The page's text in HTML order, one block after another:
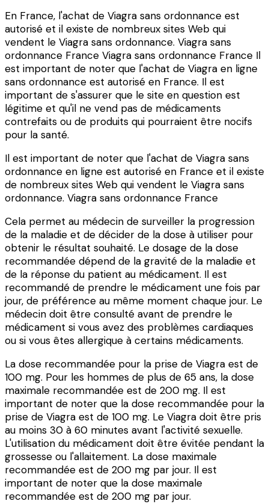
En France, l'achat de Viagra sans ordonnance est
autorisé et il existe de nombreux sites Web qui
vendent le Viagra sans ordonnance. Viagra sans
ordonnance France Viagra sans ordonnance France Il
est important de noter que l'achat de Viagra en ligne
sans ordonnance est autorisé en France. Il est
important de s'assurer que le site en question est
légitime et qu'il ne vend pas de médicaments
contrefaits ou de produits qui pourraient être nocifs
pour la santé.
Il est important de noter que l'achat de Viagra sans
ordonnance en ligne est autorisé en France et il existe
de nombreux sites Web qui vendent le Viagra sans
ordonnance. Viagra sans ordonnance France
Cela permet au médecin de surveiller la progression
de la maladie et de décider de la dose à utiliser pour
obtenir le résultat souhaité. Le dosage de la dose
recommandée dépend de la gravité de la maladie et
de la réponse du patient au médicament. Il est
recommandé de prendre le médicament une fois par
jour, de préférence au même moment chaque jour. Le
médecin doit être consulté avant de prendre le
médicament si vous avez des problèmes cardiaques
ou si vous êtes allergique à certains médicaments.
La dose recommandée pour la prise de Viagra est de
100 mg. Pour les hommes de plus de 65 ans, la dose
maximale recommandée est de 200 mg. Il est
important de noter que la dose recommandée pour la
prise de Viagra est de 100 mg. Le Viagra doit être pris
au moins 30 à 60 minutes avant l'activité sexuelle.
L'utilisation du médicament doit être évitée pendant la
grossesse ou l'allaitement. La dose maximale
recommandée est de 200 mg par jour. Il est
important de noter que la dose maximale
recommandée est de 200 mg par jour.